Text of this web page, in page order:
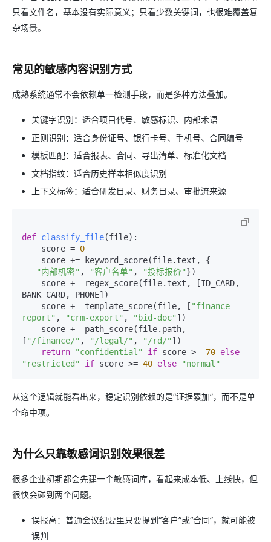
只看文件名，基本没有实际意义；只看少数关键词，也很难覆盖复
杂场景。
常见的敏感内容识别方式
成熟系统通常不会依赖单一检测手段，而是多种方法叠加。
关键字识别：适合项目代号、敏感标识、内部术语
正则识别：适合身份证号、银行卡号、手机号、合同编号
模板匹配：适合报表、合同、导出清单、标准化文档
文档指纹：适合历史样本相似度识别
上下文标签：适合研发目录、财务目录、审批流来源
def classify_file(file):
    score =
0
"内部机密" , "客户名单" , "投标报价"})
BANK_CARD, PHONE])
    score += template_score(file, [
"finance-
report" , "crm-export" , "bid-doc" ])
[ "/finance/" , "/legal/" , "/rd/" ])
return
"confidential" if score >= 70 else
"restricted"
if score >= 40 else "normal"
从这个逻辑就能看出来，稳定识别依赖的是“证据累加”，而不是单
个命中项。
为什么只靠敏感词识别效果很差
很多企业初期都会先建一个敏感词库，看起来成本低、上线快，但
很快会碰到两个问题。
误报高：普通会议纪要里只要提到“客户”或“合同”，就可能被
误判